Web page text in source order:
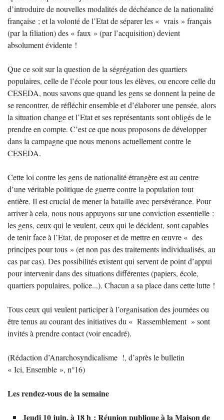
d’introduire de nouvelles modalités de déchéance de la nationalité
française ; et la volonté de l’Etat de séparer les « vrais » français
(par la filiation) des « faux » (par l’acquisition) devient
absolument évidente !
Que ce soit sur la question de la ségrégation des quartiers
populaires, celle de l’école pour tous les élèves, ou encore celle du
CESEDA, nous savons que quand les gens se donnent la peine de
se rencontrer, de réfléchir ensemble et d’élaborer une pensée, alors
la situation change et l’Etat et ses représentants sont obligés de le
prendre en compte. C’est ce que nous proposons de développer
dans la campagne que nous menons actuellement contre le
CESEDA.
Cette loi contre les gens de nationalité étrangère est au centre
d’une véritable politique de guerre contre la population tout
entière. Il est crucial de mener la bataille avec persévérance. Pour
arriver à cela, nous nous appuyons sur une conviction essentielle :
les gens, ceux qui le veulent, ceux qui le décident, sont capables
de tenir face à l’Etat, de proposer et de mettre en œuvre « des
principes pour tous » (et non pas des traitements individualisés, au
cas par cas). Des possibilités existent qui servent de point d’appui
pour intervenir dans des situations différentes (papiers, école,
quartiers populaires, police...). Chacun a sa place dans cette lutte !
Tous ceux qui veulent participer à l’organisation des journées ou
être tenus au courant des initiatives du « Rassemblement » sont
invités à prendre contact (voir encadré).
(Rédaction d’Anarchosyndicalisme !, d’après le bulletin
« Ici, Ensemble », n°16)
Les rendez-vous de la semaine
Jeudi 10 juin, à 18 h : Réunion publique à la Maison de